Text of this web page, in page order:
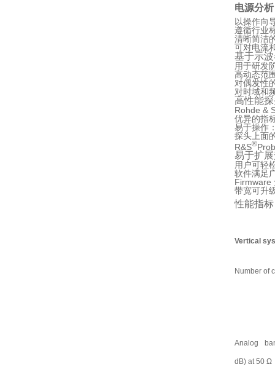
电源分析
以操作向
遵循行业
清晰简洁
可对电流
基于示
用于研发
高动态范
对偶发性
对时域和
高性能
Rohde &
优异的指
易于操作
探头上面
R&S®
易于扩
用户可轻
软件满足
Firmware
带宽可升
性能指标
Vertical
Number of
Analog
dB) at 50 Ω